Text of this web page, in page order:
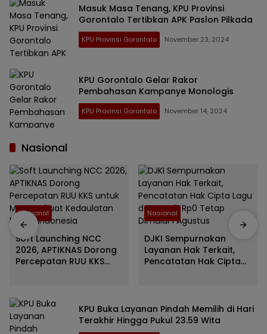
Masuk Masa Tenang, KPU Provinsi
Gorontalo Tertibkan APK Paslon Pilkada
KPU Provinsi Gorontalo November 23, 2024
KPU Gorontalo Gelar Rakor
Pembahasan Kampanye Monologis
KPU Provinsi Gorontalo November 14, 2024
Nasional
Nasional
Soft Launching NCC
2026, APTIKNAS Dorong
Percepatan RUU KKS
Indonesia
Nasional
DJKI Sempurnakan
Layanan Hak Terkait,
Pencatatan Hak Cipta
KPU Buka Layanan Pindah Memilih di Hari
Terakhir Hingga Pukul 23.59 Wita